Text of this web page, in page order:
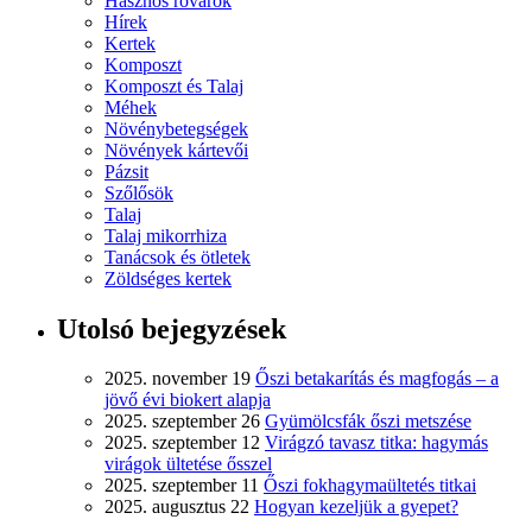
Hírek
Kertek
Komposzt
Komposzt és Talaj
Méhek
Növénybetegségek
Növények kártevői
Pázsit
Szőlősök
Talaj
Talaj mikorrhiza
Tanácsok és ötletek
Zöldséges kertek
Utolsó bejegyzések
2025. november 19 Őszi betakarítás és magfogás – a
jövő évi biokert alapja
2025. szeptember 26 Gyümölcsfák őszi metszése
2025. szeptember 12 Virágzó tavasz titka: hagymás
virágok ültetése ősszel
2025. szeptember 11 Őszi fokhagymaültetés titkai
2025. augusztus 22 Hogyan kezeljük a gyepet?